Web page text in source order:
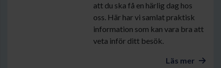
att du ska få en härlig dag hos
oss. Här har vi samlat praktisk
information som kan vara bra att
veta inför ditt besök.
Läs mer